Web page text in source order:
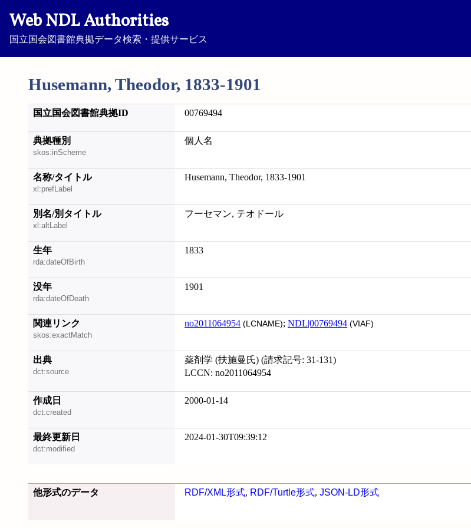
Web NDL Authorities
国立国会図書館典拠データ検索・提供サービス
Husemann, Theodor, 1833-1901
国立国会図書館典拠ID 00769494
典拠種別
skos:inScheme
個人名
名称/タイトル
xl:prefLabel
Husemann, Theodor, 1833-1901
別名/別タイトル
xl:altLabel
フーセマン, テオドール
生年
rda:dateOfBirth
1833
没年
rda:dateOfDeath
1901
関連リンク
skos:exactMatch
no2011064954 (LCNAME); NDL|00769494 (VIAF)
出典
dct:source
薬剤学 (扶施曼氏) (請求記号: 31-131)
LCCN: no2011064954
作成日
dct:created
2000-01-14
最終更新日
dct:modified
2024-01-30T09:39:12
他形式のデータ RDF/XML形式, RDF/Turtle形式, JSON-LD形式